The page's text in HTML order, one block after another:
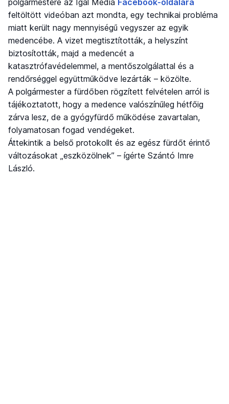
polgármestere az Igal Média Facebook-oldalára
feltöltött videóban azt mondta, egy technikai probléma
miatt került nagy mennyiségű vegyszer az egyik
medencébe. A vizet megtisztították, a helyszínt
biztosították, majd a medencét a
katasztrófavédelemmel, a mentőszolgálattal és a
rendőrséggel együttműködve lezárták – közölte.
A polgármester a fürdőben rögzített felvételen arról is
tájékoztatott, hogy a medence valószínűleg hétfőig
zárva lesz, de a gyógyfürdő működése zavartalan,
folyamatosan fogad vendégeket.
Áttekintik a belső protokollt és az egész fürdőt érintő
változásokat „eszközölnek” – ígérte Szántó Imre
László.